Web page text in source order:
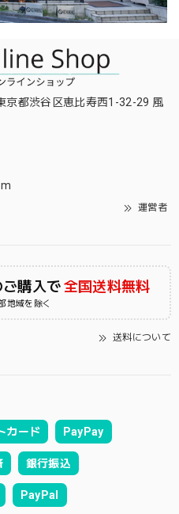
都渋谷区恵比寿西1-32-29 風
運営者
購入で全国送料無料
地域を除く
送料について
カード PayPay
銀行振込
PayPal